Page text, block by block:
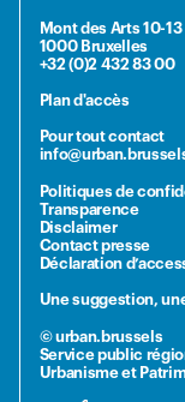
Mont des Arts 10-13
1000 Bruxelles
+32 (0)2 432 83 00
Plan d'accès
Pour tout contact
Politiques de
Transparence
Disclaimer
Contact presse
Déclaration
Une suggestion,
© urban.brussels
Service public
Urbanisme et